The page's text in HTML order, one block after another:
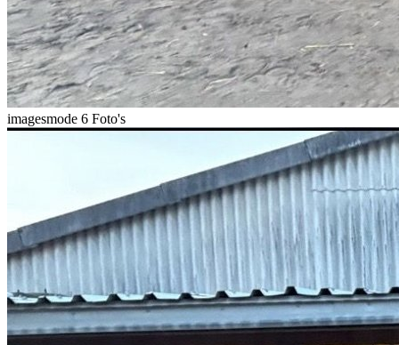
imagesmode 6 Foto's